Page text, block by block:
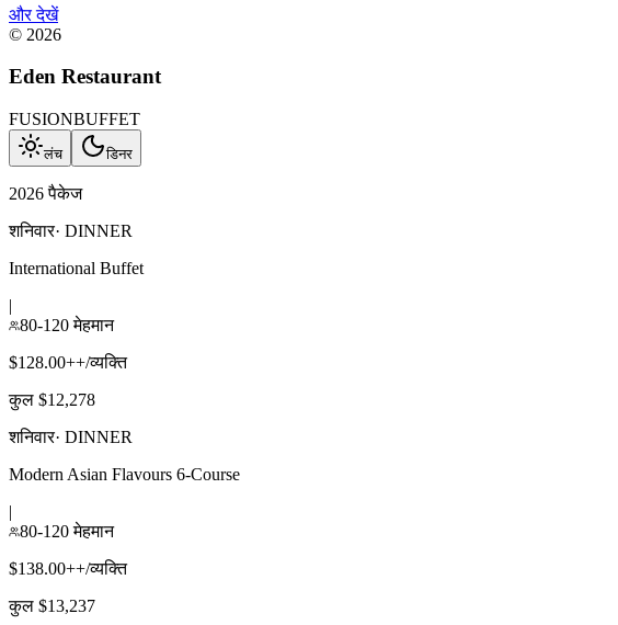
और देखें
© 2026
Eden Restaurant
FUSIONBUFFET
लंच डिनर
2026 पैकेज
शनिवार· DINNER
International Buffet
|
80-120 मेहमान
$128.00++/व्यक्ति
कुल $12,278
शनिवार· DINNER
Modern Asian Flavours 6-Course
|
80-120 मेहमान
$138.00++/व्यक्ति
कुल $13,237